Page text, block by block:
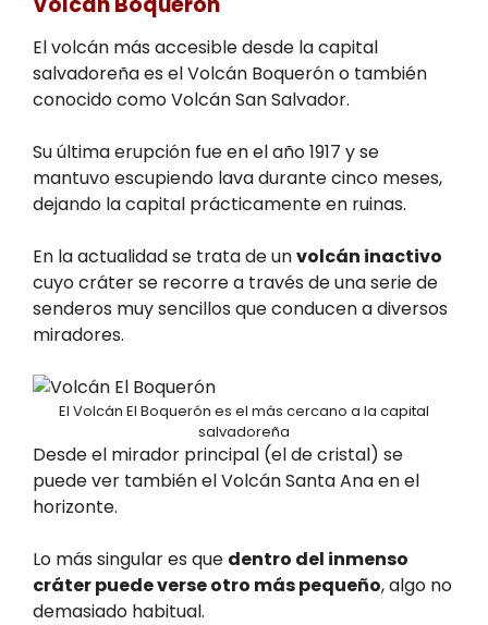
El volcán más accesible desde la capital
salvadoreña es el Volcán Boquerón o también
conocido como Volcán San Salvador.
Su última erupción fue en el año 1917 y se
mantuvo escupiendo lava durante cinco meses,
dejando la capital prácticamente en ruinas.
En la actualidad se trata de unvolcán inactivo
cuyo cráter se recorre a través de una serie de
senderos muy sencillos que conducen a diversos
miradores.
El Volcán El Boquerón es el más cercano a la capital
salvadoreña
Desde el mirador principal (el de cristal) se
puede ver también el Volcán Santa Ana en el
horizonte.
Lo más singular es que dentro del inmenso
cráter puede verse otro más pequeño, algo no
demasiado habitual.